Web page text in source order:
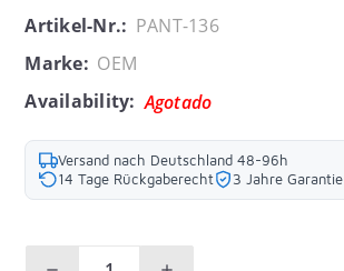
Artikel-Nr.: PANT-136
Marke: OEM
Availability: Agotado
Versand nach Deutschland 48-96h
14 Tage Rückgaberecht
3 Jahre Garantie